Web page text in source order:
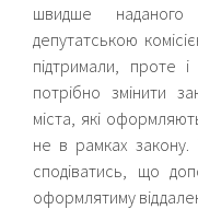
швидше
депутатською
підтримали, проте
потрібно змінити
міста, які
не в рамках
сподіватись, що
оформлятиму